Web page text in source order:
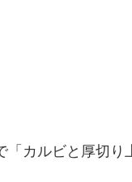
カルビと厚切り